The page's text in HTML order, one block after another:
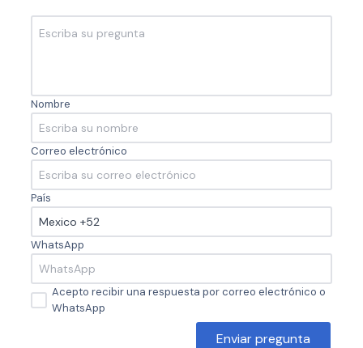
Nombre
Correo electrónico
País
WhatsApp
Acepto recibir una respuesta por correo electrónico o
WhatsApp
Enviar pregunta